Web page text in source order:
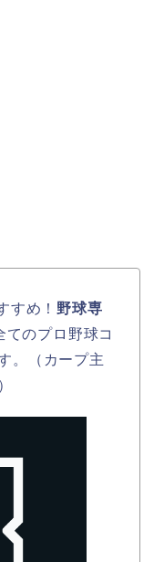
すめ！ 野球専
てのプロ野球コ
。（カープ主